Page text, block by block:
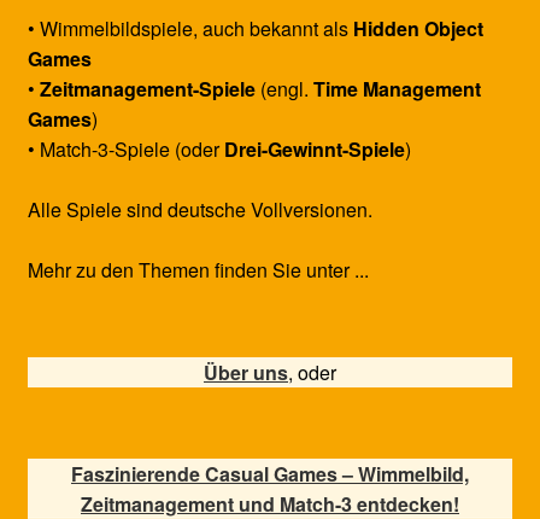
• Wimmelbildspiele, auch bekannt als Hidden Object
Games
• Zeitmanagement-Spiele(engl. Time Management
Games)
• Match-3-Spiele (oderDrei-Gewinnt-Spiele)
Alle Spiele sind deutsche Vollversionen.
Mehr zu den Themen finden Sie unter ...
Über uns, oder
Faszinierende Casual Games – Wimmelbild,
Zeitmanagement und Match-3 entdecken!